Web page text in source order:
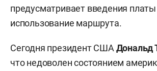
предусматривает введения платы
использование маршрута.
Сегодня президент СШАДональд
что недоволен состоянием